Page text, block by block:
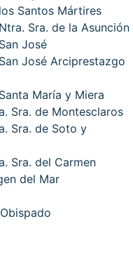
Santos Mártires
Sra. de la Asunción
José
José Arciprestazgo
María y Miera
Sra. de Montesclaros
Sra. de Soto y
Sra. del Carmen
del Mar